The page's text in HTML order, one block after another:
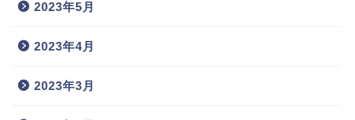
2023年5月
2023年4月
2023年3月